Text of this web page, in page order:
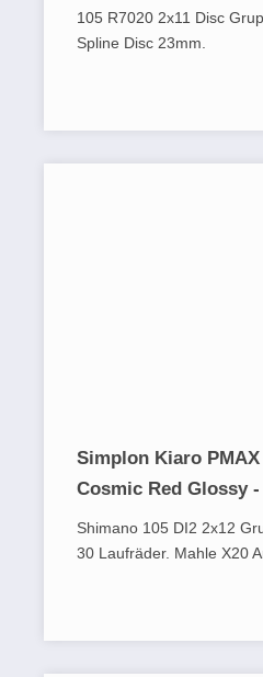
105 R7020 2x11 Disc
Spline Disc 23mm.
Simplon Kiaro PMAX
Cosmic Red Glossy -
Shimano 105 DI2 2x12
30 Laufräder. Mahle X20